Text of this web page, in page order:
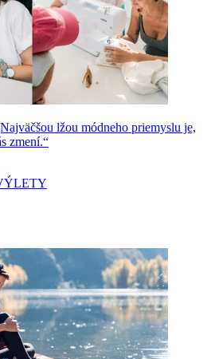
lžou módneho priemyslu je,
zmení.“